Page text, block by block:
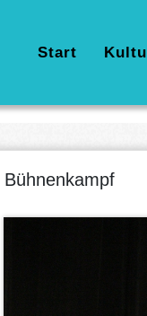
Start
Bühnenkampf